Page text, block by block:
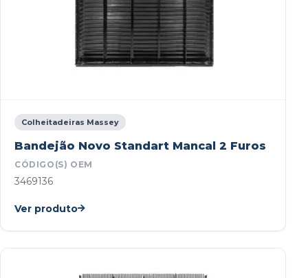
Colheitadeiras Massey
Bandejão Novo Standart Mancal 2 Furos
CÓDIGO(S) OEM
3469136
Ver produto